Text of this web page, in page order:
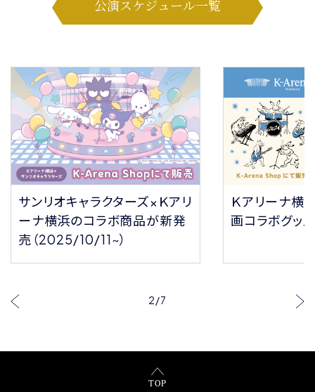
公演スケジュール一覧
サンリオキャラクターズ×Ｋアリ
ーナ横浜のコラボ商品が新発
売（2025/10/11~）
Ｋアリーナ横
画コラボグッ
2/7
TOP